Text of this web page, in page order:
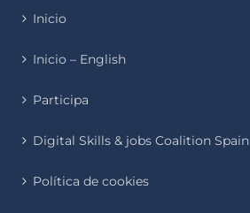
Inicio
Inicio – English
Participa
Digital Skills & jobs Coalition Spain
Política de cookies